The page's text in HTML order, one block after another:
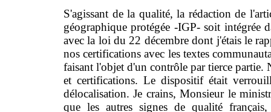
S'agissant de la qualité, la rédaction de
géographique protégée -IGP- soit intégrée
avec la loi du 22 décembre dont j'étais le
nos certifications avec les textes
faisant l'objet d'un contrôle par tierce
et certifications. Le dispositif était
délocalisation. Je crains, Monsieur le
que les autres signes de qualité